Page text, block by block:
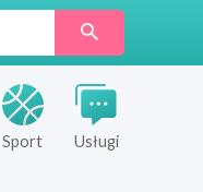
Sport Usługi